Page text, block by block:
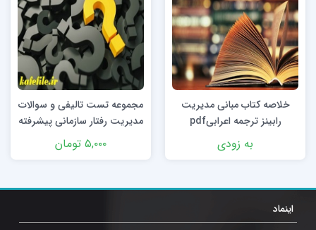
خلاصه کتاب مبانی مدیریت
رابینز ترجمه اعرابیpdf
به زودی
مجموعه تست تالیفی و سوالات
مدیریت رفتار سازمانی پیشرفته
۵,۰۰۰ تومان
اینماد